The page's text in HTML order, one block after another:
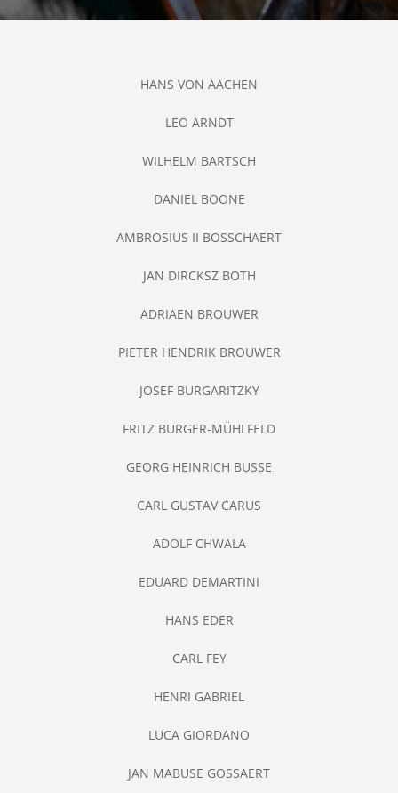
HANS VON AACHEN
LEO ARNDT
WILHELM BARTSCH
DANIEL BOONE
AMBROSIUS II BOSSCHAERT
JAN DIRCKSZ BOTH
ADRIAEN BROUWER
PIETER HENDRIK BROUWER
JOSEF BURGARITZKY
FRITZ BURGER-MÜHLFELD
GEORG HEINRICH BUSSE
CARL GUSTAV CARUS
ADOLF CHWALA
EDUARD DEMARTINI
HANS EDER
CARL FEY
HENRI GABRIEL
LUCA GIORDANO
JAN MABUSE GOSSAERT